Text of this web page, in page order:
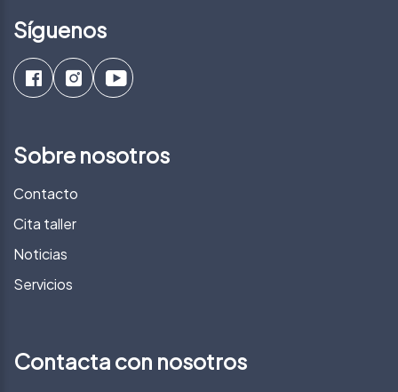
Síguenos
Sobre nosotros
Contacto
Cita taller
Noticias
Servicios
Contacta con nosotros